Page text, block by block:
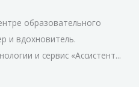
образовательного
и вдохновитель.
и сервис «Ассистент...